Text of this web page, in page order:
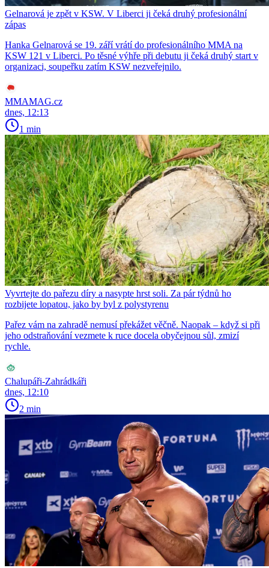
Gelnarová je zpět v KSW. V Liberci ji čeká druhý profesionální
zápas
Hanka Gelnarová se 19. září vrátí do profesionálního MMA na
KSW 121 v Liberci. Po těsné výhře při debutu ji čeká druhý start v
organizaci, soupeřku zatím KSW nezveřejnilo.
MMAMAG.cz
dnes, 12:13
1 min
Vyvrtejte do pařezu díry a nasypte hrst soli. Za pár týdnů ho
rozbijete lopatou, jako by byl z polystyrenu
Pařez vám na zahradě nemusí překážet věčně. Naopak – když si při
jeho odstraňování vezmete k ruce docela obyčejnou sůl, zmizí
rychle.
Chalupáři-Zahrádkáři
dnes, 12:10
2 min